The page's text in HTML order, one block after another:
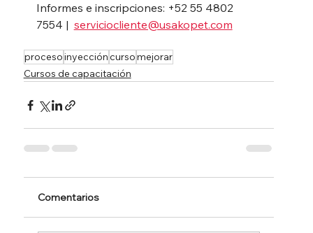
Informes e inscripciones: +52 55 4802
7554 | serviciocliente@usakopet.com
procesoinyeccióncursomejorar
Cursos de capacitación
Comentarios